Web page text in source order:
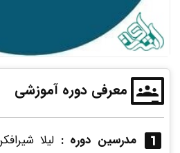
معرفی دوره آموزشی
مدرسین دوره : لیلا